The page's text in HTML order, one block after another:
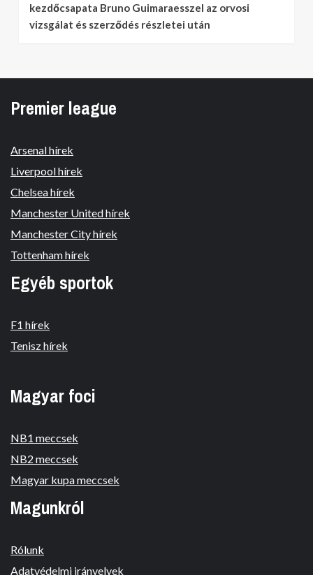
kezdőcsapata Bruno Guimaraesszel az orvosi
vizsgálat és szerződés részletei után
Premier league
Arsenal hírek
Liverpool hírek
Chelsea hírek
Manchester United hírek
Manchester City hírek
Tottenham hírek
Egyéb sportok
F1 hírek
Tenisz hírek
Magyar foci
NB1 meccsek
NB2 meccsek
Magyar kupa meccsek
Magunkról
Rólunk
Adatvédelmi irányelvek